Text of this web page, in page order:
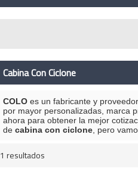
Cabina Con Ciclone
COLO es un fabricante y
por mayor personalizadas, marca
ahora para obtener la mejor
de cabina con ciclone , pero
1 resultados